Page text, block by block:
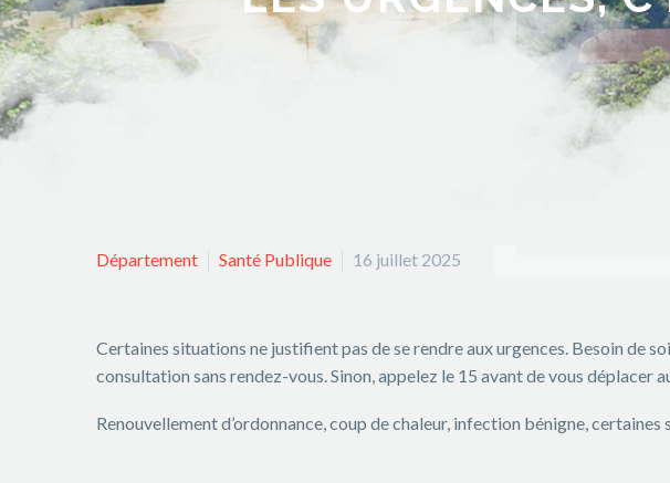
Département Santé Publique 16 juillet 2025
Certaines situations ne justifient pas de se rendre aux urgences. Besoin de
consultation sans rendez-vous. Sinon, appelez le 15 avant de vous déplacer
Renouvellement d’ordonnance, coup de chaleur, infection bénigne,